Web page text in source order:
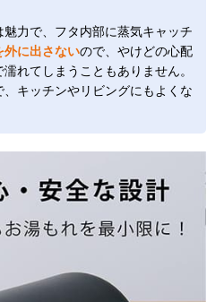
力で、フタ内部に蒸気キャッチ
外に出さないので、やけどの心配
れてしまうこともありません。
キッチンやリビングにもよくな